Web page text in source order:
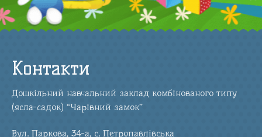
Контакти
Дошкільний навчальний заклад комбінованого типу
(ясла-садок) “Чарівний замок”
Вул. Паркова, 34-а, с. Петропавлівська